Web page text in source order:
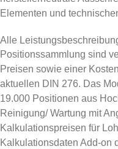
Elementen und
Alle
Positionssammlung sind
Preisen sowie einer
aktuellen DIN 276. Das
19.000 Positionen aus
Reinigung/ Wartung mit
Kalkulationspreisen für
Kalkulationsdaten Add-on